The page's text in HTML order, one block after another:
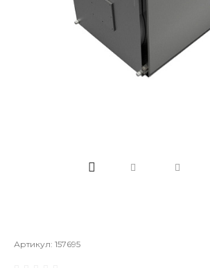
Артикул: 157695